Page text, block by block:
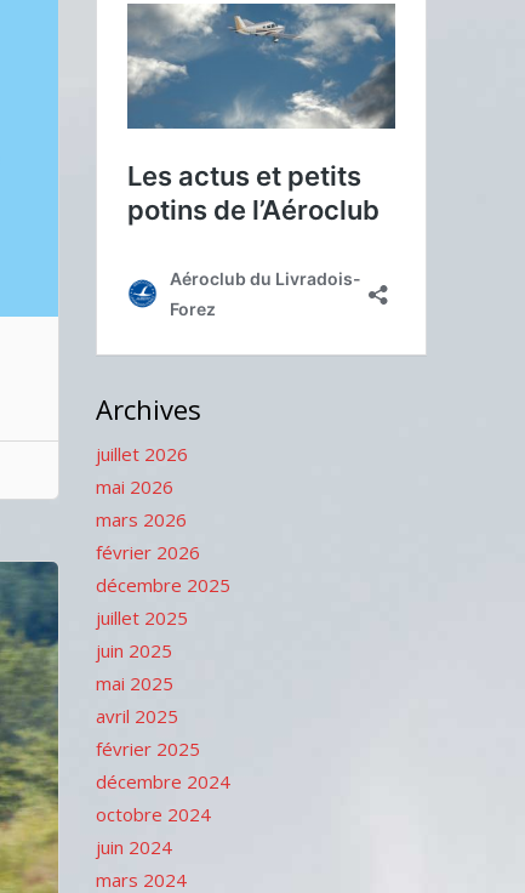
Archives
juillet 2026
mai 2026
mars 2026
février 2026
décembre 2025
juillet 2025
juin 2025
mai 2025
avril 2025
février 2025
décembre 2024
octobre 2024
juin 2024
mars 2024